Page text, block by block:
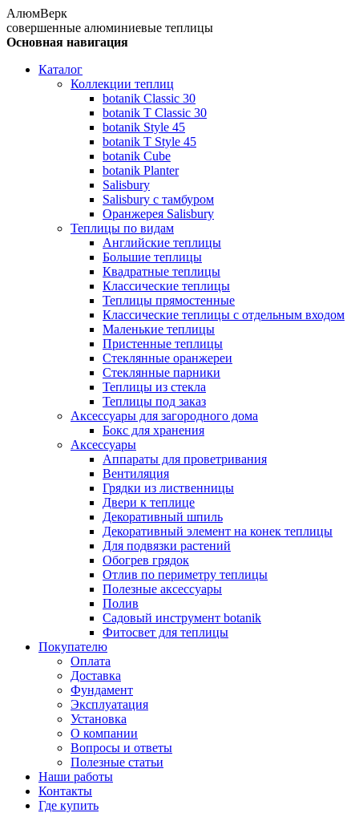
АлюмВерк
совершенные алюминиевые теплицы
Основная навигация
Каталог
Коллекции теплиц
botanik Classic 30
botanik T Classic 30
botanik Style 45
botanik Т Style 45
botanik Cube
botanik Planter
Salisbury
Salisbury с тамбуром
Оранжерея Salisbury
Теплицы по видам
Английские теплицы
Большие теплицы
Квадратные теплицы
Классические теплицы
Теплицы прямостенные
Классические теплицы с отдельным входом
Маленькие теплицы
Пристенные теплицы
Стеклянные оранжереи
Стеклянные парники
Теплицы из стекла
Теплицы под заказ
Аксессуары для загородного дома
Бокс для хранения
Аксессуары
Аппараты для проветривания
Вентиляция
Грядки из лиственницы
Двери к теплице
Декоративный шпиль
Декоративный элемент на конек теплицы
Для подвязки растений
Обогрев грядок
Отлив по периметру теплицы
Полезные аксессуары
Полив
Садовый инструмент botanik
Фитосвет для теплицы
Покупателю
Оплата
Доставка
Фундамент
Эксплуатация
Установка
О компании
Вопросы и ответы
Полезные статьи
Наши работы
Контакты
Где купить